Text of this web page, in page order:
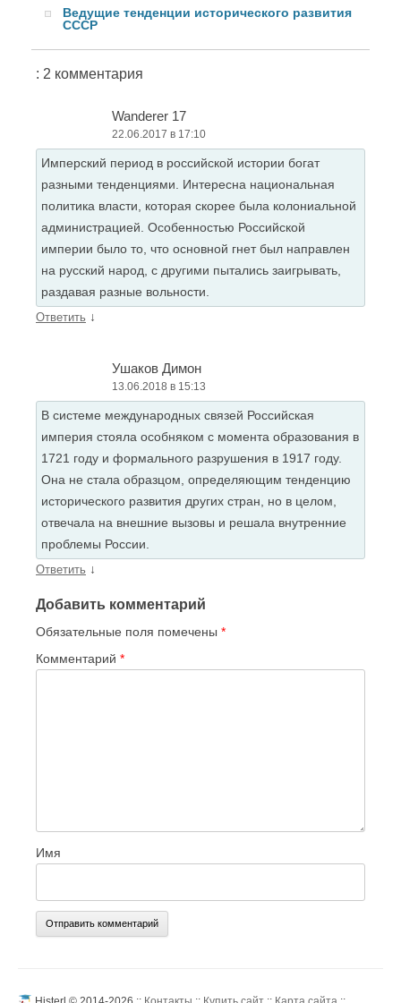
Ведущие тенденции исторического развития
СССР
: 2 комментария
Wanderer 17
22.06.2017 в 17:10
Имперский период в российской истории богат
разными тенденциями. Интересна национальная
политика власти, которая скорее была колониальной
администрацией. Особенностью Российской
империи было то, что основной гнет был направлен
на русский народ, с другими пытались заигрывать,
раздавая разные вольности.
Ответить ↓
Ушаков Димон
13.06.2018 в 15:13
В системе международных связей Российская
империя стояла особняком с момента образования в
1721 году и формального разрушения в 1917 году.
Она не стала образцом, определяющим тенденцию
исторического развития других стран, но в целом,
отвечала на внешние вызовы и решала внутренние
проблемы России.
Ответить ↓
Добавить комментарий
Обязательные поля помечены *
Комментарий *
Имя